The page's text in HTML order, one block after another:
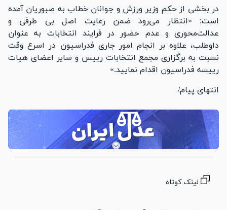
در بخشی از حکم وزیر ورزش و جوانان خطاب به صبوریان آمده
است: «انتظار می‌رود ضمن رعایت اصل بی طرفی و
عدالت‌محوری و عدم حضور در فرایند انتخابات به عنوان
داوطلب، علاوه بر انجام امور جاری فدراسیون در اسرع وقت
نسبت به برگزاری مجمع انتخابات رییس و سایر اعضای هیات
رییسه فدراسیون اقدام نمایید.»
انتهای پیام/
لینک کوتاه